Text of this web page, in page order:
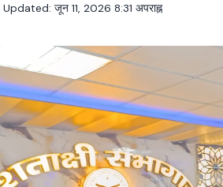
जून 11, 2026 8:31 अपराह्न